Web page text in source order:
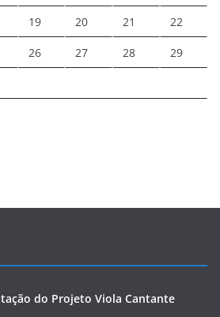
19 20 21 22
26 27 28 29
do Projeto Viola Cantante